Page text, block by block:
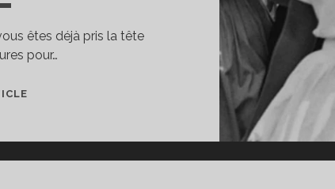
êtes déjà pris la tête
pour…